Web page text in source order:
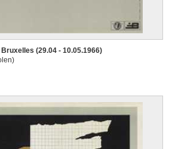
(29.04 - 10.05.1966)